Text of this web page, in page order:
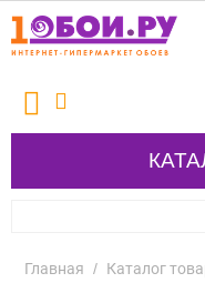
Главная / Каталог